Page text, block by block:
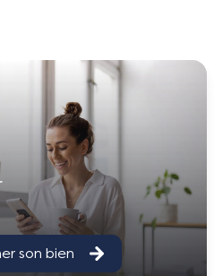
son bien